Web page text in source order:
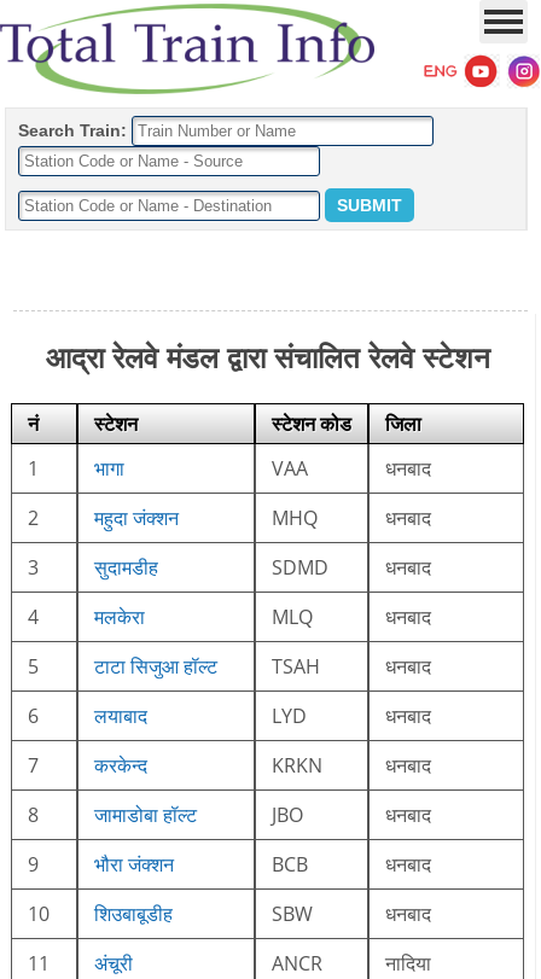
Search Train:
आद्रा रेलवे मंडल द्वारा संचालित रेलवे स्टेशन
नं स्टेशन स्टेशन कोड
जिला
1
भागा VAA
धनबाद
2
महुदा जंक्शन MHQ
धनबाद
3
सुदामडीह SDMD
धनबाद
4
मलकेरा MLQ
धनबाद
5
टाटा सिजुआ हॉल्ट TSAH
धनबाद
6
लयाबाद LYD
धनबाद
7
करकेन्द KRKN
धनबाद
8
जामाडोबा हॉल्ट JBO
धनबाद
9
भौरा जंक्शन BCB
धनबाद
10
शिउबाबूडीह SBW
धनबाद
11
अंचूरी ANCR
नादिया